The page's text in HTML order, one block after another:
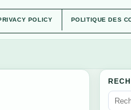
POLICY POLITIQUE DES